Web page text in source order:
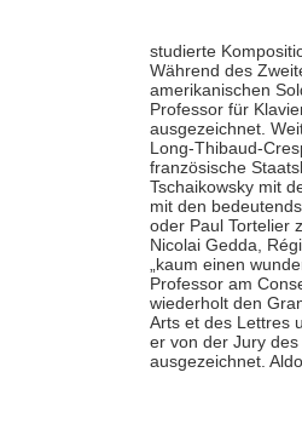
studierte
Während des
amerikanischen
Professor für
ausgezeichnet.
Long-Thibaud-
französische
Tschaikowsky mit
mit den
oder Paul Tortelier
Nicolai Gedda,
„kaum einen
Professor am
wiederholt den
Arts et des Lettres
er von der Jury des
ausgezeichnet.